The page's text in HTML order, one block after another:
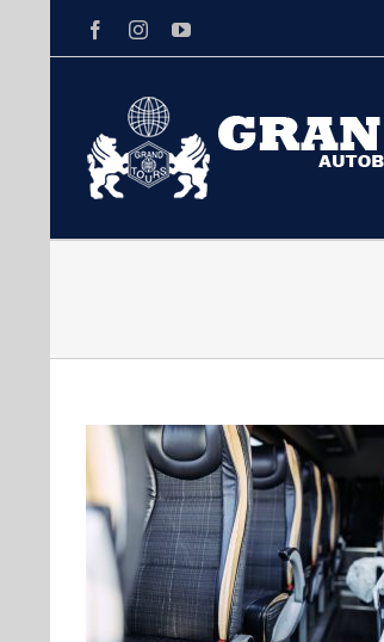
FacebookInstagramYoutube